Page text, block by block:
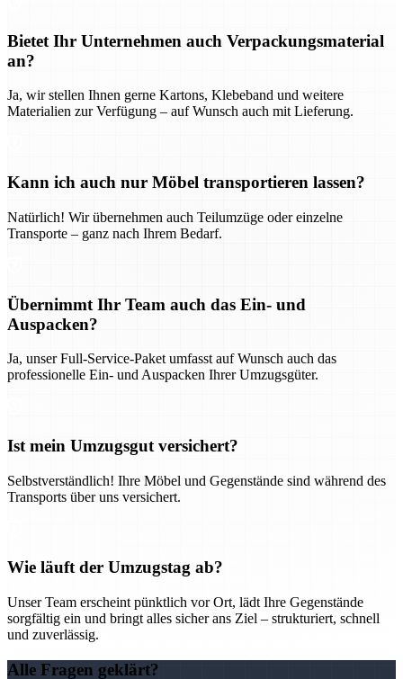
Bietet Ihr Unternehmen auch Verpackungsmaterial
an?
Ja, wir stellen Ihnen gerne Kartons, Klebeband und weitere
Materialien zur Verfügung – auf Wunsch auch mit Lieferung.
Kann ich auch nur Möbel transportieren lassen?
Natürlich! Wir übernehmen auch Teilumzüge oder einzelne
Transporte – ganz nach Ihrem Bedarf.
Übernimmt Ihr Team auch das Ein- und
Auspacken?
Ja, unser Full-Service-Paket umfasst auf Wunsch auch das
professionelle Ein- und Auspacken Ihrer Umzugsgüter.
Ist mein Umzugsgut versichert?
Selbstverständlich! Ihre Möbel und Gegenstände sind während des
Transports über uns versichert.
Wie läuft der Umzugstag ab?
Unser Team erscheint pünktlich vor Ort, lädt Ihre Gegenstände
sorgfältig ein und bringt alles sicher ans Ziel – strukturiert, schnell
und zuverlässig.
Alle Fragen geklärt?